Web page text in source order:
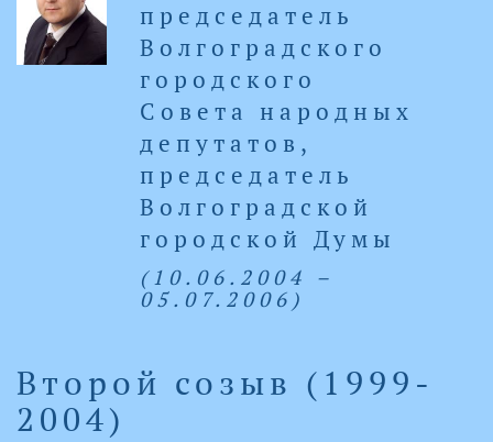
председатель
Волгоградского
городского
Совета народных
депутатов,
председатель
Волгоградской
городской Думы
(10.06.2004 –
05.07.2006)
Второй созыв (1999-
2004)